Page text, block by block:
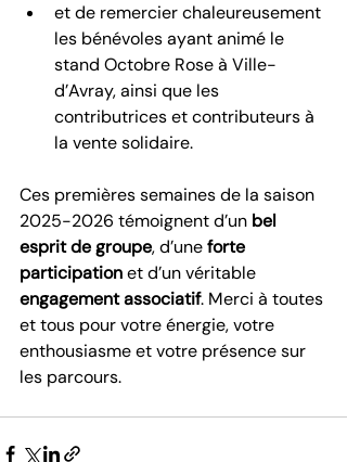
et de remercier chaleureusement
les bénévoles ayant animé le
stand Octobre Rose à Ville-
d’Avray, ainsi que les
contributrices et contributeurs à
la vente solidaire.
Ces premières semaines de la saison
2025-2026 témoignent d’un bel
esprit de groupe, d’une forte
participation et d’un véritable
engagement associatif. Merci à toutes
et tous pour votre énergie, votre
enthousiasme et votre présence sur
les parcours.